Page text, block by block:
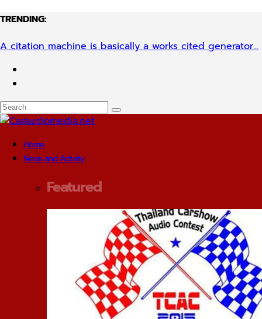
TRENDING:
A citation machine is basically a works cited generator...
Home
News and Activity
Featured